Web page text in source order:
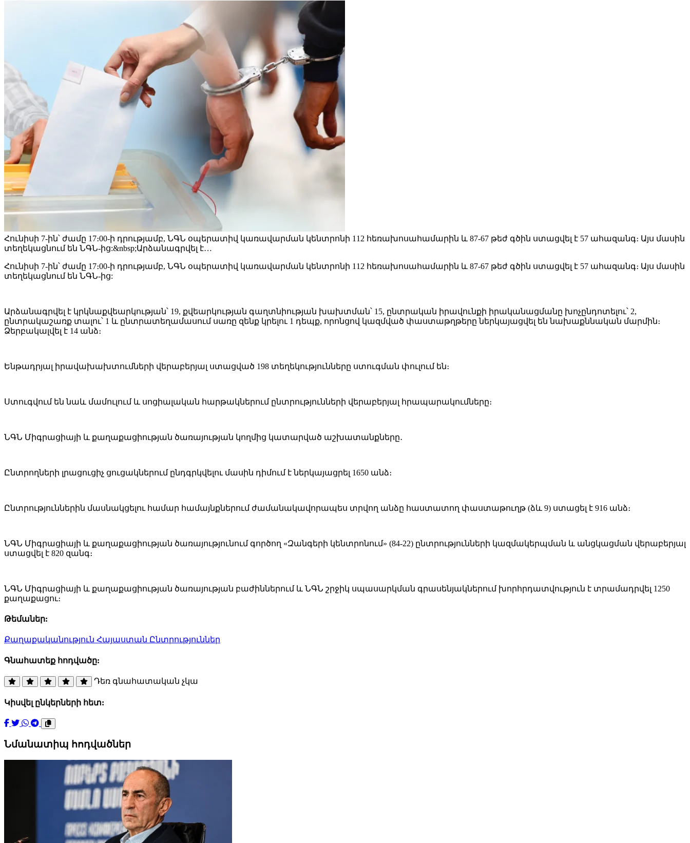
Հունիսի 7-ին՝ ժամը 17։00-ի դրությամբ, ՆԳՆ օպերատիվ կառավարման կենտրոնի 112 հեռախոսահամարին և 87-67 թեժ գծին ստացվել է 57 ահազանգ։ Այս մասին
տեղեկացնում են ՆԳՆ-ից:&nbsp;Արձանագրվել է…
Հունիսի 7-ին՝ ժամը 17։00-ի դրությամբ, ՆԳՆ օպերատիվ կառավարման կենտրոնի 112 հեռախոսահամարին և 87-67 թեժ գծին ստացվել է 57 ահազանգ։ Այս մասին
տեղեկացնում են ՆԳՆ-ից:
Արձանագրվել է կրկնաքվեարկության՝ 19, քվեարկության գաղտնիության խախտման՝ 15, ընտրական իրավունքի իրականացմանը խոչընդոտելու՝ 2,
ընտրակաշառք տալու՝ 1 և ընտրատեղամասում սառը զենք կրելու 1 դեպք, որոնցով կազմված փաստաթղթերը ներկայացվել են նախաքննական մարմին։
Ձերբակալվել է 14 անձ։
Ենթադրյալ իրավախախտումների վերաբերյալ ստացված 198 տեղեկությունները ստուգման փուլում են։
Ստուգվում են նաև մամուլում և սոցիալական հարթակներում ընտրությունների վերաբերյալ հրապարակումները։
ՆԳՆ Միգրացիայի և քաղաքացիության ծառայության կողմից կատարված աշխատանքները․
Ընտրողների լրացուցիչ ցուցակներում ընդգրկվելու մասին դիմում է ներկայացրել 1650 անձ։
Ընտրություններին մասնակցելու համար համայնքներում ժամանակավորապես տրվող անձը հաստատող փաստաթուղթ (ձև 9) ստացել է 916 անձ։
ՆԳՆ Միգրացիայի և քաղաքացիության ծառայությունում գործող «Զանգերի կենտրոնում» (84-22) ընտրությունների կազմակերպման և անցկացման վերաբերյալ
ստացվել է 820 զանգ։
ՆԳՆ Միգրացիայի և քաղաքացիության ծառայության բաժիններում և ՆԳՆ շրջիկ սպասարկման գրասենյակներում խորհրդատվություն է տրամադրվել 1250
քաղաքացու։
Թեմաներ:
Քաղաքականություն Հայաստան Ընտրություններ
Գնահատեք հոդվածը:
Դեռ գնահատական չկա
Կիսվել ընկերների հետ:
Նմանատիպ հոդվածներ